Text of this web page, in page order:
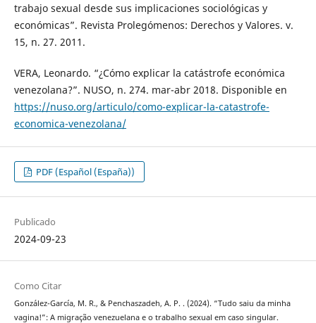
trabajo sexual desde sus implicaciones sociológicas y
económicas”. Revista Prolegómenos: Derechos y Valores. v.
15, n. 27. 2011.
VERA, Leonardo. “¿Cómo explicar la catástrofe económica
venezolana?”. NUSO, n. 274. mar-abr 2018. Disponible en
https://nuso.org/articulo/como-explicar-la-catastrofe-
economica-venezolana/
PDF (Español (España))
Publicado
2024-09-23
Como Citar
González-García, M. R., & Penchaszadeh, A. P. . (2024). “Tudo saiu da minha
vagina!”: A migração venezuelana e o trabalho sexual em caso singular.